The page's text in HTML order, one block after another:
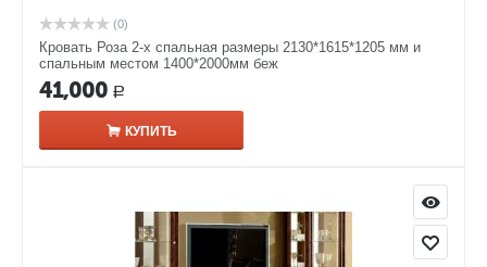
(0)
Кровать Роза 2-х спальная размеры 2130*1615*1205 мм и
спальным местом 1400*2000мм беж
41,000 Р
КУПИТЬ